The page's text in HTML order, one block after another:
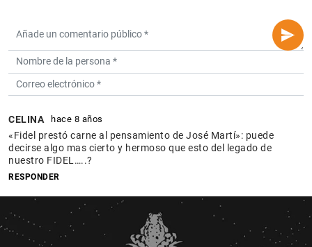
CELINA hace 8 años
«Fidel prestó carne al pensamiento de José Martí»: puede
decirse algo mas cierto y hermoso que esto del legado de
nuestro FIDEL…..?
RESPONDER